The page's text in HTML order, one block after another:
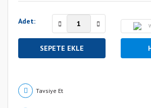
Adet:
SEPETE EKLE
Tavsiye Et